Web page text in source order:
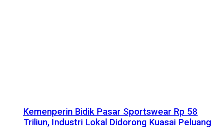
Kemenperin Bidik Pasar Sportswear Rp 58
Triliun, Industri Lokal Didorong Kuasai Peluang